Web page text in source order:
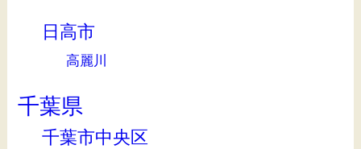
日高市
高麗川
千葉県
千葉市中央区